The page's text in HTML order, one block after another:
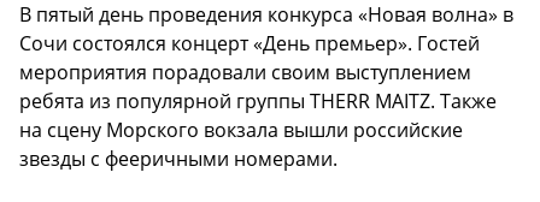
В пятый день проведения конкурса «Новая волна» в
Сочи состоялся концерт «День премьер». Гостей
мероприятия порадовали своим выступлением
ребята из популярной группы THERR MAITZ. Также
на сцену Морского вокзала вышли российские
звезды с фееричными номерами.